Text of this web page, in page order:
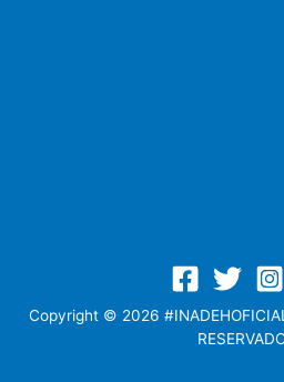
Copyright © 2026